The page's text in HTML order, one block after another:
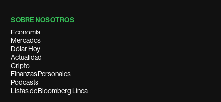
SOBRE NOSOTROS
Economía
Mercados
Dólar Hoy
Actualidad
Cripto
Finanzas Personales
Podcasts
Listas de Bloomberg Línea